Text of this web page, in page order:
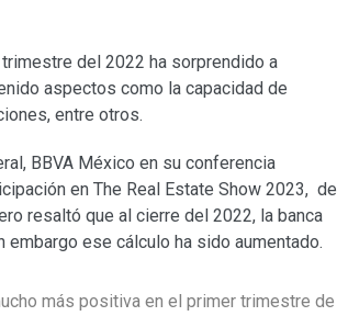
del 2022 ha sorprendido a
aspectos como la capacidad de
entre otros.
BBVA México en su conferencia
en The Real Estate Show 2023, de
resaltó que al cierre del 2022, la banca
ese cálculo ha sido aumentado.
más positiva en el primer trimestre de